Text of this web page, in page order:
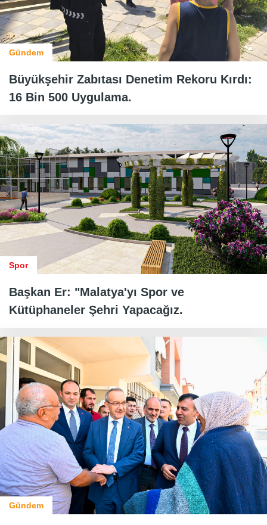
Gündem
Büyükşehir Zabıtası Denetim Rekoru Kırdı:
16 Bin 500 Uygulama.
Spor
Başkan Er: "Malatya'yı Spor ve
Kütüphaneler Şehri Yapacağız.
Gündem